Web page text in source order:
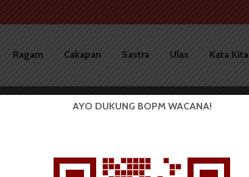
Ragam Cakapan Sastra Ulas Kata Kita
AYO DUKUNG BOPM WACANA!